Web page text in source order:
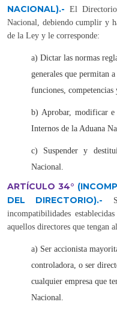
NACIONAL).-
El
Nacional, debiendo cumplir y
de la Ley y le corresponde:
a) Dictar las normas
generales que permitan
funciones, competencias
b) Aprobar, modificar e
Internos de la Aduana
c) Suspender y
Nacional.
ARTÍCULO 34°
DEL DIRECTORIO).-
incompatibilidades
aquellos directores que tengan
a) Ser accionista
controladora, o ser
cualquier empresa que
Nacional.